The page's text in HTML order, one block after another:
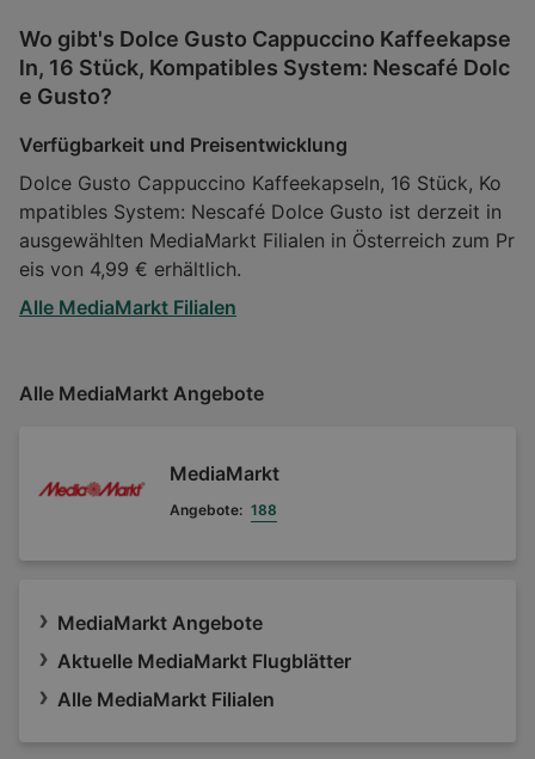
Wo gibt's Dolce Gusto Cappuccino Kaffeekapse
ln, 16 Stück, Kompatibles System: Nescafé Dolc
e Gusto?
Verfügbarkeit und Preisentwicklung
Dolce Gusto Cappuccino Kaffeekapseln, 16 Stück, Ko
mpatibles System: Nescafé Dolce Gusto ist derzeit in
ausgewählten MediaMarkt Filialen in Österreich zum Pr
eis von 4,99 € erhältlich.
Alle MediaMarkt Filialen
Alle MediaMarkt Angebote
MediaMarkt
Angebote: 188
MediaMarkt Angebote
Aktuelle MediaMarkt Flugblätter
Alle MediaMarkt Filialen